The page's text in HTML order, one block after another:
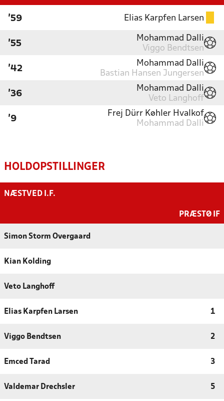
'59 Elias Karpfen Larsen
'55
Mohammad Dalli
Viggo Bendtsen
'42
Mohammad Dalli
Bastian Hansen Jungersen
'36
Mohammad Dalli
Veto Langhoff
'9
Frej Dürr Køhler Hvalkof
Mohammad Dalli
HOLDOPSTILLINGER
NÆSTVED I.F.
PRÆSTØ IF
Simon Storm Overgaard
Kian Kolding
Veto Langhoff
Elias Karpfen Larsen 1
Viggo Bendtsen 2
Emced Tarad 3
Valdemar Drechsler 5